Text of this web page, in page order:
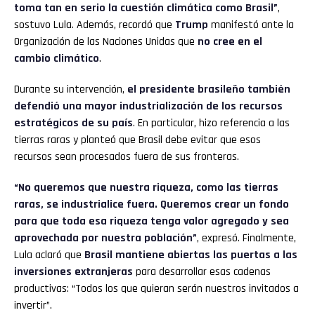
toma tan en serio la cuestión climática como Brasil”,
sostuvo Lula. Además, recordó que Trump manifestó ante la
Organización de las Naciones Unidas que no cree en el
cambio climático.
Durante su intervención, el presidente brasileño también
defendió una mayor industrialización de los recursos
estratégicos de su país. En particular, hizo referencia a las
tierras raras y planteó que Brasil debe evitar que esos
recursos sean procesados fuera de sus fronteras.
“No queremos que nuestra riqueza, como las tierras
raras, se industrialice fuera. Queremos crear un fondo
para que toda esa riqueza tenga valor agregado y sea
aprovechada por nuestra población”, expresó. Finalmente,
Lula aclaró que Brasil mantiene abiertas las puertas a las
inversiones extranjeras para desarrollar esas cadenas
productivas: “Todos los que quieran serán nuestros invitados a
invertir”.